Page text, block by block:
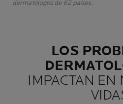
dermatólogos de 62 países.
LOS
IMPACTAN EN